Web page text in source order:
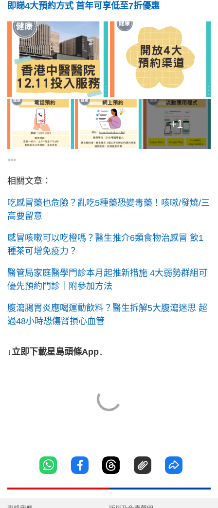
即睇4大預約方式 首年可享低至7折優惠
+1
---
相關文章：
吃感冒藥也危險？亂吃5種藥恐變毒藥！咳嗽/發燒/三
高要留意
感冒咳嗽可以吃橙嗎？醫生推介6類食物治感冒 飲1
種茶可增免疫力？
醫管局家庭醫學門診本月起推新措施 4大弱勢群組可
優先預約門診｜附參加方法
腹瀉腸胃炎應喝運動飲料？醫生拆解5大腹瀉迷思 超
過48小時恐傷腎損心血管
↓立即下載星島頭條App↓